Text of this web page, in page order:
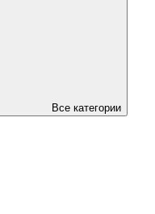
Все категории